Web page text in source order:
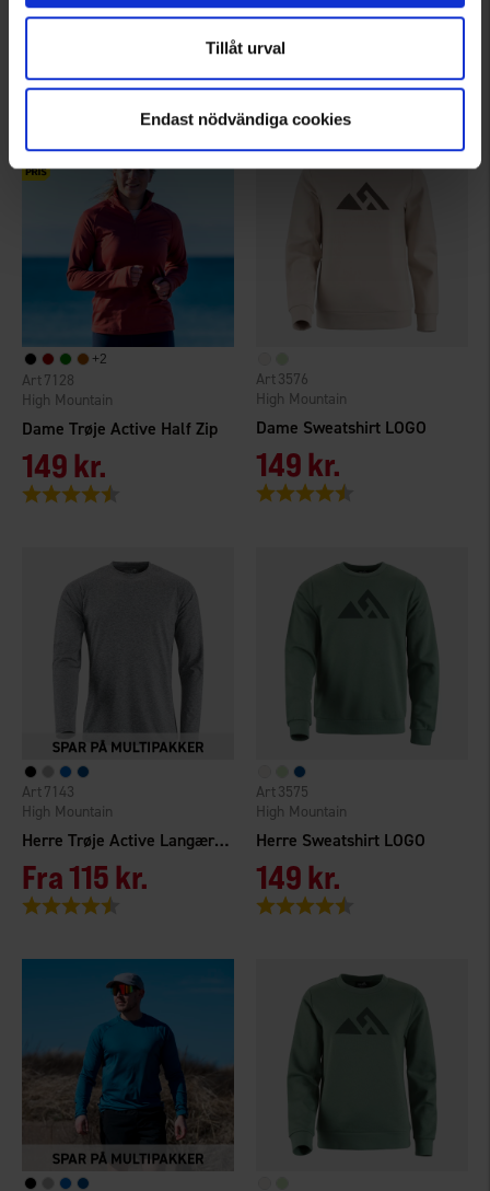
Tillåt urval
Endast nödvändiga cookies
Herre Trøje Active Langærmet
Vurdering: 4.5 ud af 5 stjerner
Dame Trøje Active Half Zip
149 kr.
Vurdering: 4.5 ud af 5 stjerner
+2
Dame Trøje Active Half Zip
High Mountain
7128
149 kr.
Vurdering:
Dame Sweatshirt LOGO
High Mountain
3576
149 kr.
Vurdering:
Herre Trøje Active Langærmet
High Mountain
7143
Fra115 kr.
Vurdering:
Herre Sweatshirt LOGO
High Mountain
3575
149 kr.
Vurdering: